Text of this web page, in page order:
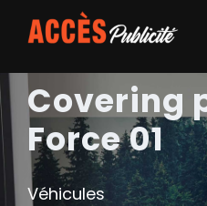
Covering
Force 01
Véhicules